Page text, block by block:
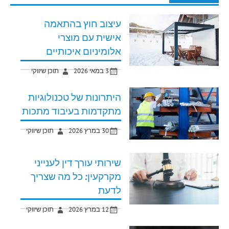
עיצוב חוץ בהתאמה
אישית עם מוצרי
אלומיניום איכותיים
3 במאי 2026 תוכן שיווקי
היתרונות של טכנולוגיות
מתקדמות בעיבוד מתכות
30 במרץ 2026 תוכן שיווקי
שירותי עורך דין לענייני
מקרקעין: כל מה שצריך
לדעת
12 במרץ 2026 תוכן שיווקי